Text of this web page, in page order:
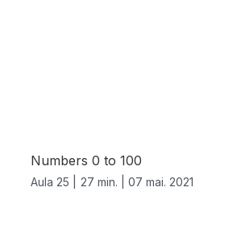
Numbers 0 to 100
Aula 25 | 27 min. | 07 mai. 2021